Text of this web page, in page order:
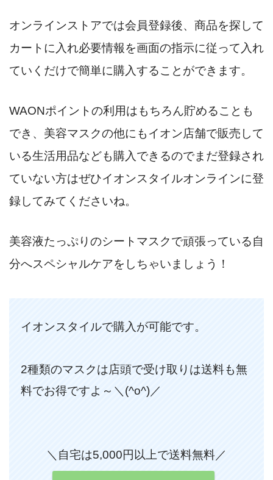
オンラインストアでは会員登録後、商品を探して
カートに入れ必要情報を画面の指示に従って入れ
ていくだけで簡単に購入することができます。
WAONポイントの利用はもちろん貯めることも
でき、美容マスクの他にもイオン店舗で販売して
いる生活用品なども購入できるのでまだ登録され
ていない方はぜひイオンスタイルオンラインに登
録してみてくださいね。
美容液たっぷりのシートマスクで頑張っている自
分へスペシャルケアをしちゃいましょう！
イオンスタイルで購入が可能です。
2種類のマスクは店頭で受け取りは送料も無
料でお得ですよ～＼(^o^)／
＼自宅は5,000円以上で送料無料／